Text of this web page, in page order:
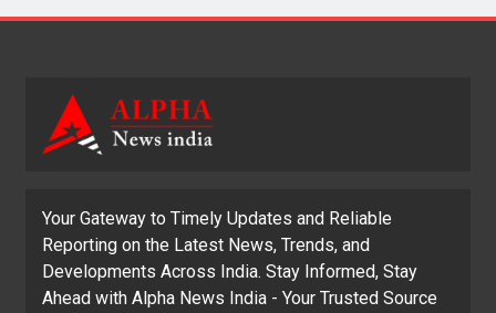
Your Gateway to Timely Updates and Reliable
Reporting on the Latest News, Trends, and
Developments Across India. Stay Informed, Stay
Ahead with Alpha News India - Your Trusted Source